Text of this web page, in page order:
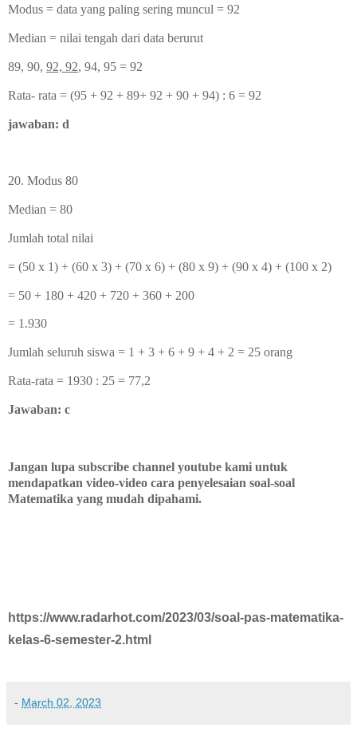
Modus = data yang paling sering muncul = 92
Median = nilai tengah dari data berurut
89, 90, 92, 92, 94, 95 = 92
Rata- rata = (95 + 92 + 89+ 92 + 90 + 94) : 6 = 92
jawaban: d
20. Modus 80
Median = 80
Jumlah total nilai
= (50 x 1) + (60 x 3) + (70 x 6) + (80 x 9) + (90 x 4) + (100 x 2)
= 50 + 180 + 420 + 720 + 360 + 200
= 1.930
Jumlah seluruh siswa = 1 + 3 + 6 + 9 + 4 + 2 = 25 orang
Rata-rata = 1930 : 25 = 77,2
Jawaban: c
Jangan lupa subscribe channel youtube kami untuk
mendapatkan video-video cara penyelesaian soal-soal
Matematika yang mudah dipahami.
https://www.radarhot.com/2023/03/soal-pas-matematika-
kelas-6-semester-2.html
- March 02, 2023